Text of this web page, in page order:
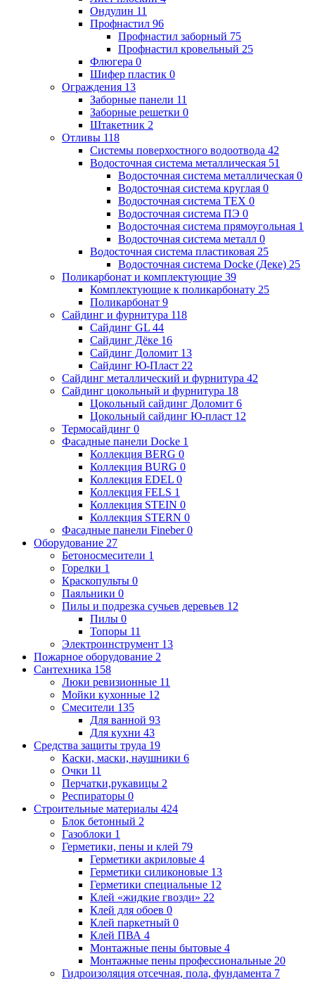
Ондулин 11
Профнастил 96
Профнастил заборный 75
Профнастил кровельный 25
Флюгера 0
Шифер пластик 0
Ограждения 13
Заборные панели 11
Заборные решетки 0
Штакетник 2
Отливы 118
Системы поверхостного водоотвода 42
Водосточная система металлическая 51
Водосточная система металлическая 0
Водосточная система круглая 0
Водосточная система ТЕХ 0
Водосточная система ПЭ 0
Водосточная система прямоугольная 1
Водосточная система металл 0
Водосточная система пластиковая 25
Водосточная система Docke (Деке) 25
Поликарбонат и комплектующие 39
Комплектующие к поликарбонату 25
Поликарбонат 9
Сайдинг и фурнитура 118
Сайдинг GL 44
Сайдинг Дёке 16
Сайдинг Доломит 13
Сайдинг Ю-Пласт 22
Сайдинг металлический и фурнитура 42
Сайдинг цокольный и фурнитура 18
Цокольный сайдинг Доломит 6
Цокольный сайдинг Ю-пласт 12
Термосайдинг 0
Фасадные панели Docke 1
Коллекция BERG 0
Коллекция BURG 0
Коллекция EDEL 0
Коллекция FELS 1
Коллекция STEIN 0
Коллекция STERN 0
Фасадные панели Fineber0
Оборудование 27
Бетоносмесители 1
Горелки 1
Краскопульты 0
Паяльники 0
Пилы и подрезка сучьев деревьев 12
Пилы 0
Топоры 11
Электроинструмент 13
Пожарное оборудование 2
Сантехника 158
Люки ревизионные 11
Мойки кухонные 12
Смесители 135
Для ванной 93
Для кухни 43
Средства защиты труда 19
Каски, маски, наушники 6
Очки 11
Перчатки,рукавицы 2
Респираторы 0
Строительные материалы 424
Блок бетонный 2
Газоблоки 1
Герметики, пены и клей 79
Герметики акриловые 4
Герметики силиконовые 13
Герметики специальные 12
Клей «жидкие гвозди» 22
Клей для обоев 0
Клей паркетный 0
Клей ПВА 4
Монтажные пены бытовые 4
Монтажные пены профессиональные 20
Гидроизоляция отсечная, пола, фундамента 7